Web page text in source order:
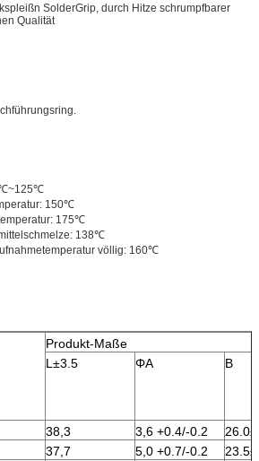
SolderGrip, durch Hitze schrumpfbarer
Qualität
150℃
175℃
138℃
völlig: 160℃
Produkt-Maße
L±3.5
ΦA B
38,3 3,6 +0.4/-0.2
37,7 5,0 +0.7/-0.2